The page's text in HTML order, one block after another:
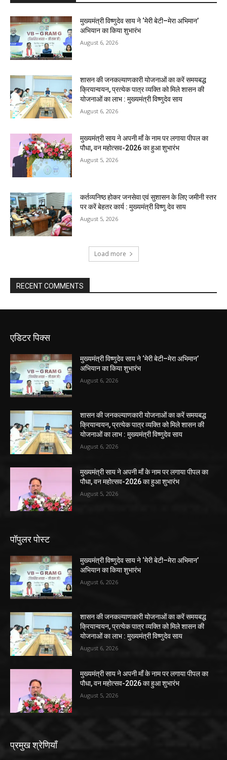
मुख्यमंत्री विष्णुदेव साय ने ‘मेरी बेटी–मेरा अभिमान’
अभियान का किया शुभारंभ
August 6, 2026
शासन की जनकल्याणकारी योजनाओं का करें समयबद्ध
क्रियान्वयन, प्रत्येक पात्र व्यक्ति को मिले शासन की
योजनाओं का लाभ : मुख्यमंत्री विष्णुदेव साय
August 6, 2026
मुख्यमंत्री साय ने अपनी माँ के नाम पर लगाया पीपल का
पौधा, वन महोत्सव-2026 का हुआ शुभारंभ
August 5, 2026
कर्तव्यनिष्ठ होकर जनसेवा एवं सुशासन के लिए जमीनी स्तर
पर करें बेहतर कार्य : मुख्यमंत्री विष्णु देव साय
August 5, 2026
Load more
RECENT COMMENTS
एडिटर पिक्स
मुख्यमंत्री विष्णुदेव साय ने ‘मेरी बेटी–मेरा अभिमान’
अभियान का किया शुभारंभ
August 6, 2026
शासन की जनकल्याणकारी योजनाओं का करें समयबद्ध
क्रियान्वयन, प्रत्येक पात्र व्यक्ति को मिले शासन की
योजनाओं का लाभ : मुख्यमंत्री विष्णुदेव साय
August 6, 2026
मुख्यमंत्री साय ने अपनी माँ के नाम पर लगाया पीपल का
पौधा, वन महोत्सव-2026 का हुआ शुभारंभ
August 5, 2026
पॉपुलर पोस्ट
मुख्यमंत्री विष्णुदेव साय ने ‘मेरी बेटी–मेरा अभिमान’
अभियान का किया शुभारंभ
August 6, 2026
शासन की जनकल्याणकारी योजनाओं का करें समयबद्ध
क्रियान्वयन, प्रत्येक पात्र व्यक्ति को मिले शासन की
योजनाओं का लाभ : मुख्यमंत्री विष्णुदेव साय
August 6, 2026
मुख्यमंत्री साय ने अपनी माँ के नाम पर लगाया पीपल का
पौधा, वन महोत्सव-2026 का हुआ शुभारंभ
August 5, 2026
प्रमुख श्रेणियाँ